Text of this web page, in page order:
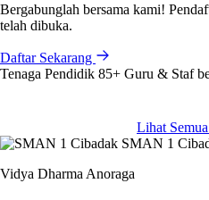
Bergabunglah bersama kami!
telah dibuka.
Daftar Sekarang
Tenaga Pendidik 85+ Guru & Staf
Lihat
SMAN 1
Vidya Dharma Anoraga